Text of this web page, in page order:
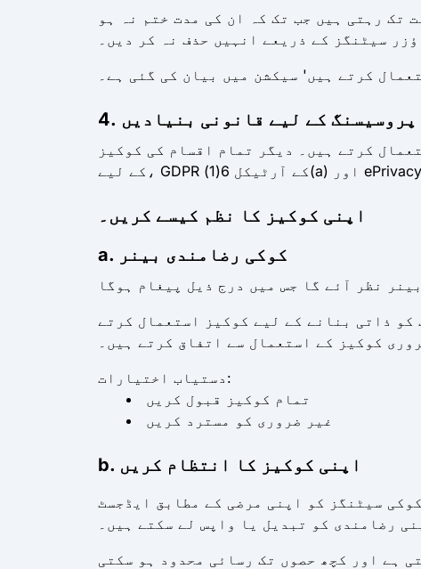
تک رہتی ہیں جب تک کہ ان کی مدت ختم نہ ہو
سیٹنگز کے ذریعے انہیں حذف نہ کر دیں۔
کرتے ہیں' سیکشن میں بیان کی گئی ہے۔
کرتے ہیں۔ دیگر تمام اقسام کی کوکیز
اپنی کوکیز کا نظم کیسے کریں۔
a. کوکی رضامندی بینر
ذاتی بنانے کے لیے کوکیز استعمال کرتے
کوکیز کے استعمال سے اتفاق کرتے ہیں۔
دستیاب اختیارات:
تمام کوکیز قبول کریں
غیر ضروری کو مسترد کریں
b. اپنی کوکیز کا انتظام کریں
سیٹنگز کو اپنی مرضی کے مطابق ایڈجسٹ
رضامندی کو تبدیل یا واپس لے سکتے ہیں۔
ہے اور کچھ حصوں تک رسائی محدود ہو سکتی